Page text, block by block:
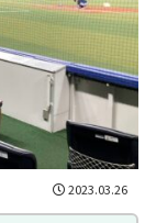
2023.03.26